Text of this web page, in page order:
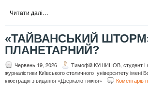
Читати далі…
«ТАЙВАНСЬКИЙ
ПЛАНЕТАРНИЙ?
Червень 19, 2026
Тимофій КУШИНОВ, студент І
журналістики Київського столичного університету імені
ілюстрація з видання «Дзеркало тижня»
Коментарів